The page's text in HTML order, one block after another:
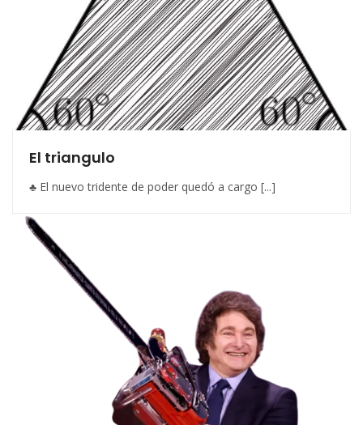
El triangulo
♣ El nuevo tridente de poder quedó a cargo [...]